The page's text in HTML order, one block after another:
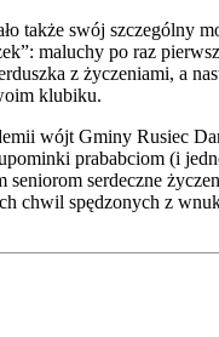
także swój szczególny
maluchy po raz
z życzeniami, a
klubiku.
wójt Gminy Rusiec
prababciom (i
seniorom serdeczne
chwil spędzonych z